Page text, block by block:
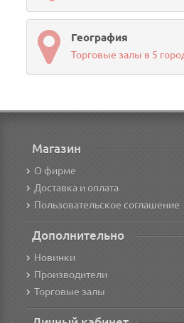
География
Торговые залы в 5
Магазин
О фирме
Доставка и оплата
Пользовательское соглашение
Дополнительно
Новинки
Производители
Торговые залы